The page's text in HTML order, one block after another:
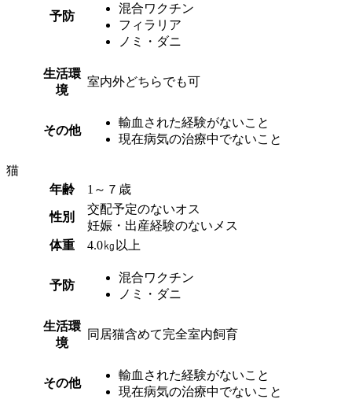
予防
混合ワクチン
フィラリア
ノミ・ダニ
生活環
境
室内外どちらでも可
その他
輸血された経験がないこと
現在病気の治療中でないこと
猫
年齢
1～７歳
性別
交配予定のないオス
妊娠・出産経験のないメス
体重
4.0㎏以上
予防
混合ワクチン
ノミ・ダニ
生活環
境
同居猫含めて完全室内飼育
その他
輸血された経験がないこと
現在病気の治療中でないこと